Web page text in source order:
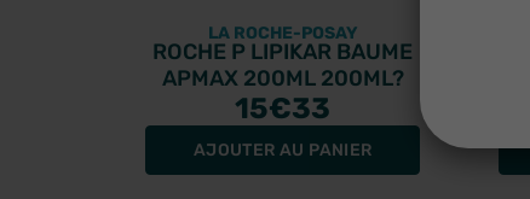
LA ROCHE-POSAY
ROCHE P LIPIKAR BAUME
APMAX 200ML 200ML?
15€33
AJOUTER AU PANIER